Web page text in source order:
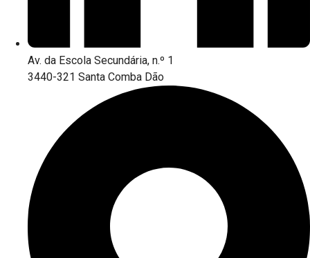
Av. da Escola Secundária, n.º 1
3440-321 Santa Comba Dão